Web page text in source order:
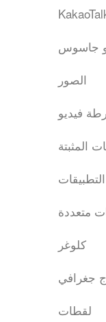
جاسوس
الصور
فيديو
المثبتة
متعددة
كلوغر
جغرافي
لقطات